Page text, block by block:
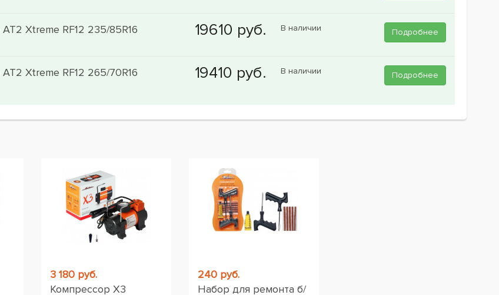
Xtreme RF12 235/85R16
В наличии Подробнее
Xtreme RF12 265/70R16
В наличии Подробнее
3 180 руб.
Компрессор X3
240 руб.
Набор для ремонта б/